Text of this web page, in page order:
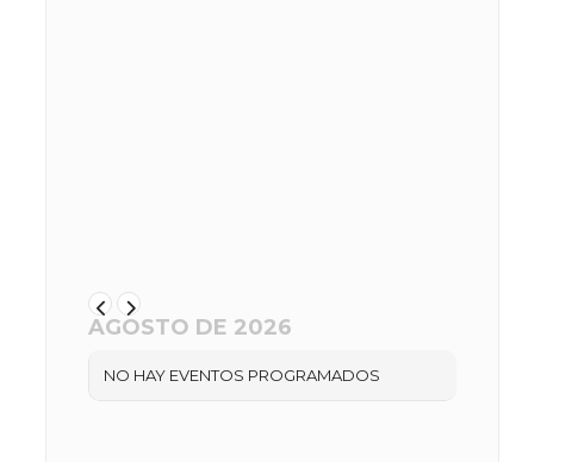
AGOSTO DE 2026
NO HAY EVENTOS PROGRAMADOS